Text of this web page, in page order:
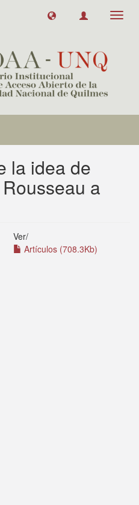
la idea de
a
Ver/
Artículos (708.3Kb)